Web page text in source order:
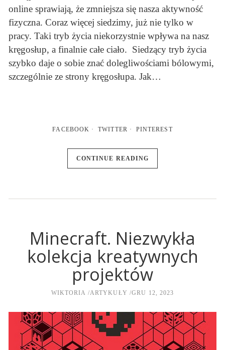
online sprawiają, że zmniejsza się nasza aktywność
fizyczna. Coraz więcej siedzimy, już nie tylko w
pracy. Taki tryb życia niekorzystnie wpływa na nasz
kręgosłup, a finalnie całe ciało. Siedzący tryb życia
szybko daje o sobie znać dolegliwościami bólowymi,
szczególnie ze strony kręgosłupa. Jak…
FACEBOOK TWITTER PINTEREST
CONTINUE READING
Minecraft. Niezwykła
kolekcja kreatywnych
projektów
WIKTORIA ARTYKUŁY GRU 12, 2023